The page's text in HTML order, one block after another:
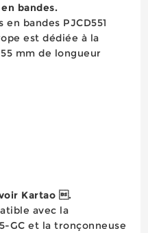
bandes.
bandes PJCD551
est dédiée à la
mm de longueur
Kartao .
avec la
GC et la tronçonneuse